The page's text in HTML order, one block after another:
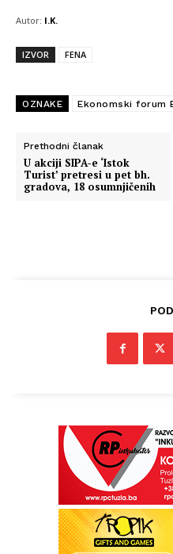
Autor: I.K.
IZVOR FENA
OZNAKE Ekonomski forum
Prethodni članak
U akciji SIPA-e ‘Istok
Turist’ pretresi u pet bh.
gradova, 18 osumnjičenih